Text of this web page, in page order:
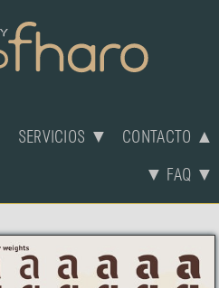
SERVICIOS ▼ CONTACTO ▲
▼ FAQ ▼